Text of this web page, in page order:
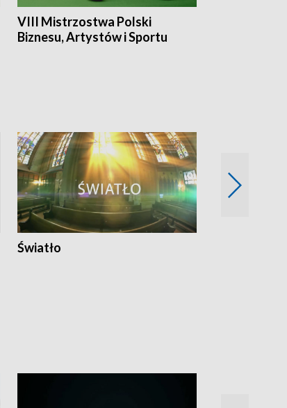
VIII Mistrzostwa Polski
Biznesu, Artystów i Sportu
Światło